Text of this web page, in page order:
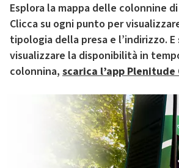
Esplora la mappa delle colonnine
Clicca su ogni punto per
tipologia della presa e l’indirizzo. E
visualizzare la disponibilità in
colonnina, scarica l’app Plenitude